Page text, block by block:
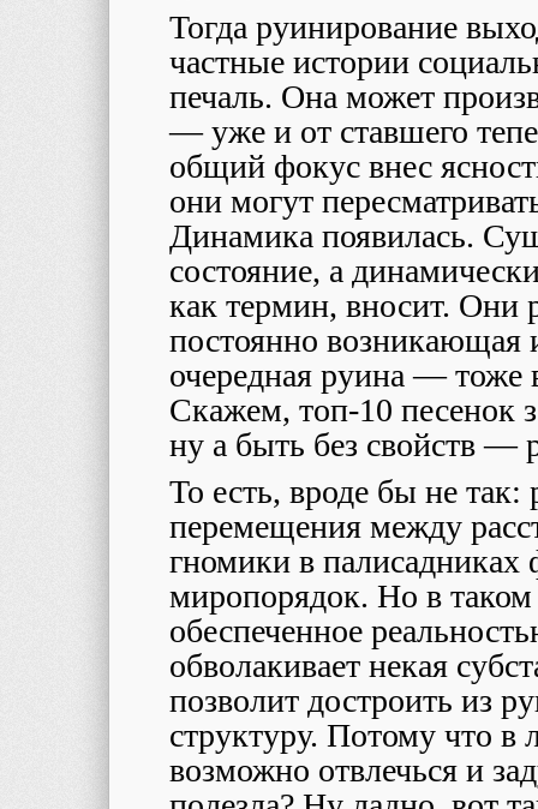
Тогда руинирование
частные истории
печаль. Она может
— уже и от ставшего
общий фокус внес
они могут
Динамика появилась.
состояние, а
как термин, вносит. Они
постоянно
очередная руина — тоже
Скажем, топ-10 песенок
ну а быть без свойств ―
То есть, вроде бы не
перемещения между
гномики в
миропорядок. Но в таком
обеспеченное
обволакивает некая
позволит достроить из
структуру. Потому что в
возможно отвлечься и